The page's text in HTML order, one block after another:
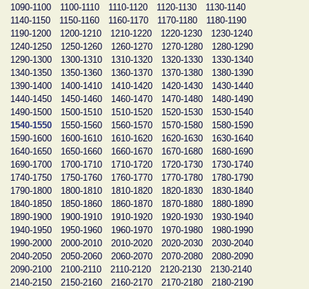
1090-1100
1100-1110 1110-1120 1120-1130
1130-1140
1140-1150
1150-1160 1160-1170 1170-1180
1180-1190
1190-1200
1200-1210 1210-1220 1220-1230
1230-1240
1240-1250
1250-1260 1260-1270 1270-1280
1280-1290
1290-1300
1300-1310 1310-1320 1320-1330
1330-1340
1340-1350
1350-1360 1360-1370 1370-1380
1380-1390
1390-1400
1400-1410 1410-1420 1420-1430
1430-1440
1440-1450
1450-1460 1460-1470 1470-1480
1480-1490
1490-1500
1500-1510 1510-1520 1520-1530
1530-1540
1540-1550
1550-1560 1560-1570 1570-1580
1580-1590
1590-1600
1600-1610 1610-1620 1620-1630
1630-1640
1640-1650
1650-1660 1660-1670 1670-1680
1680-1690
1690-1700
1700-1710 1710-1720 1720-1730
1730-1740
1740-1750
1750-1760 1760-1770 1770-1780
1780-1790
1790-1800
1800-1810 1810-1820 1820-1830
1830-1840
1840-1850
1850-1860 1860-1870 1870-1880
1880-1890
1890-1900
1900-1910 1910-1920 1920-1930
1930-1940
1940-1950
1950-1960 1960-1970 1970-1980
1980-1990
1990-2000
2000-2010 2010-2020 2020-2030
2030-2040
2040-2050
2050-2060 2060-2070 2070-2080
2080-2090
2090-2100
2100-2110 2110-2120 2120-2130
2130-2140
2140-2150
2150-2160 2160-2170 2170-2180
2180-2190